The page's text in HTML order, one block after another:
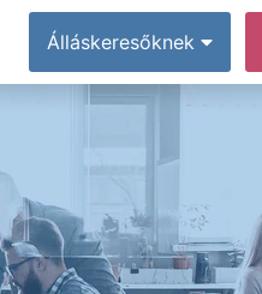
Álláskeresőknek